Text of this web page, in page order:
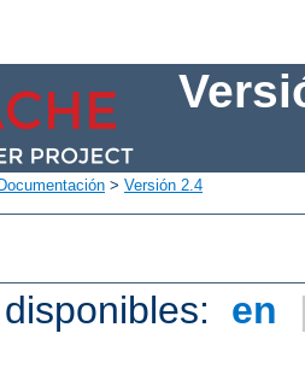
Documentación > Versión 2.4
en